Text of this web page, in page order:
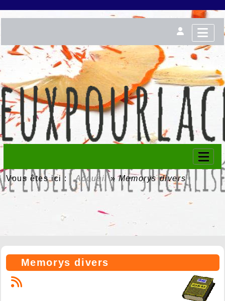
Vous êtes ici :Accueil»Memorys divers
Memorys divers